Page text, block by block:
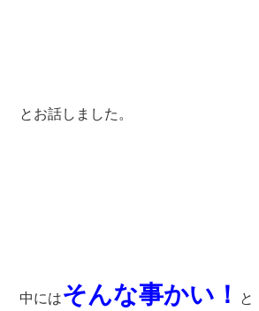
とお話しました。
中にはそんな事かい！ と